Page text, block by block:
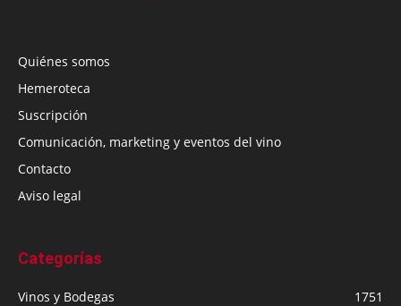
Quiénes somos
Hemeroteca
Suscripción
Comunicación, marketing y eventos del vino
Contacto
Aviso legal
Categorías
Vinos y Bodegas 1751